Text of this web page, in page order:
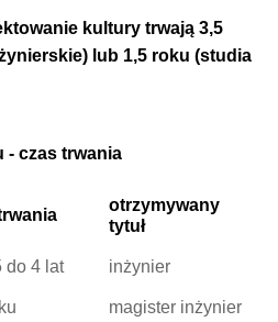
kultury trwają 3,5
lub 1,5 roku (studia
- czas trwania
otrzymywany
tytuł
do 4 lat inżynier
magister inżynier